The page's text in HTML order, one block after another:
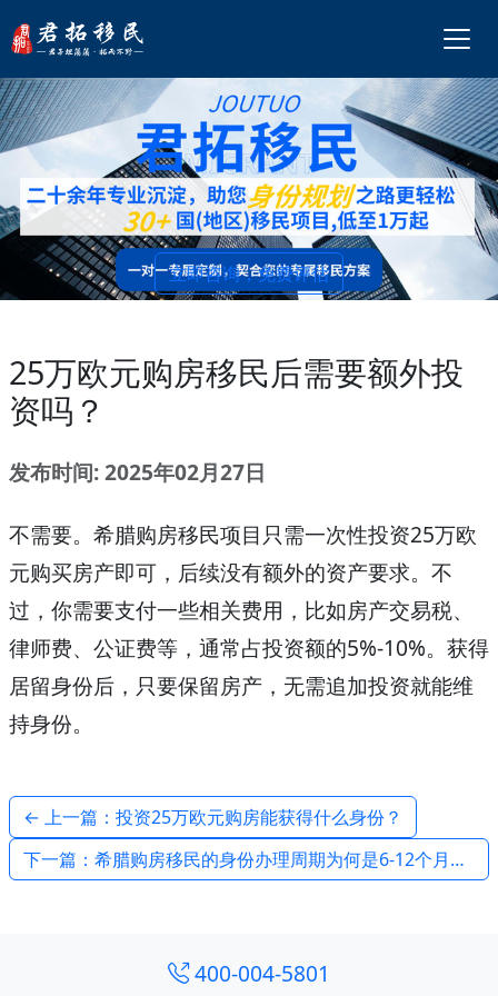
立即咨询，免费评估
25万欧元购房移民后需要额外投
资吗？
发布时间: 2025年02月27日
不需要。希腊购房移民项目只需一次性投资25万欧
元购买房产即可，后续没有额外的资产要求。不
过，你需要支付一些相关费用，比如房产交易税、
律师费、公证费等，通常占投资额的5%-10%。获得
居留身份后，只要保留房产，无需追加投资就能维
持身份。
← 上一篇：投资25万欧元购房能获得什么身份？
下一篇：希腊购房移民的身份办理周期为何是6-12个月？ →
400-004-5801